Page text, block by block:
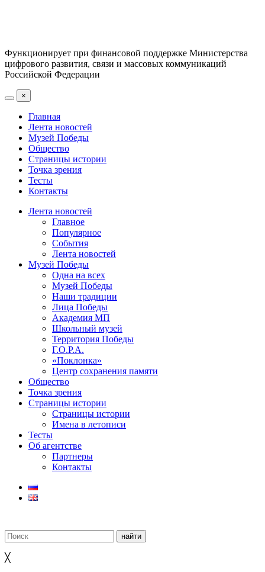
Функционирует при финансовой поддержке Министерства
цифрового развития, связи и массовых коммуникаций
Российской Федерации
×
Главная
Лента новостей
Музей Победы
Общество
Страницы истории
Точка зрения
Тесты
Контакты
Лента новостей
Главное
Популярное
События
Лента новостей
Музей Победы
Одна на всех
Музей Победы
Наши традиции
Лица Победы
Академия МП
Школьный музей
Территория Победы
Г.О.Р.А.
«Поклонка»
Центр сохранения памяти
Общество
Точка зрения
Страницы истории
Страницы истории
Имена в летописи
Тесты
Об агентстве
Партнеры
Контакты
╳